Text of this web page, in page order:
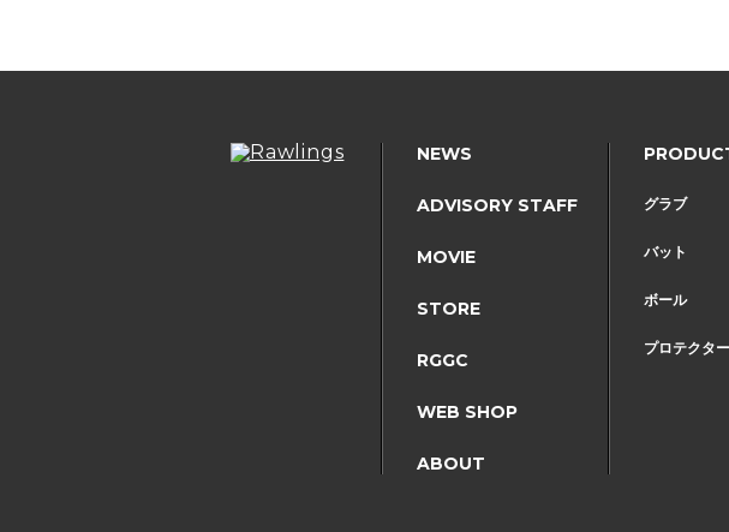
NEWS
ADVISORY STAFF
MOVIE
STORE
RGGC
WEB SHOP
ABOUT
グラブ
バット
ボール
プロテクター